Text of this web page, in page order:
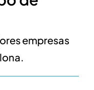
empresas